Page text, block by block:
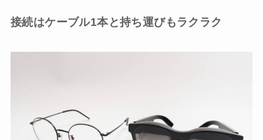
接続はケーブル1本と持ち運びもラクラク